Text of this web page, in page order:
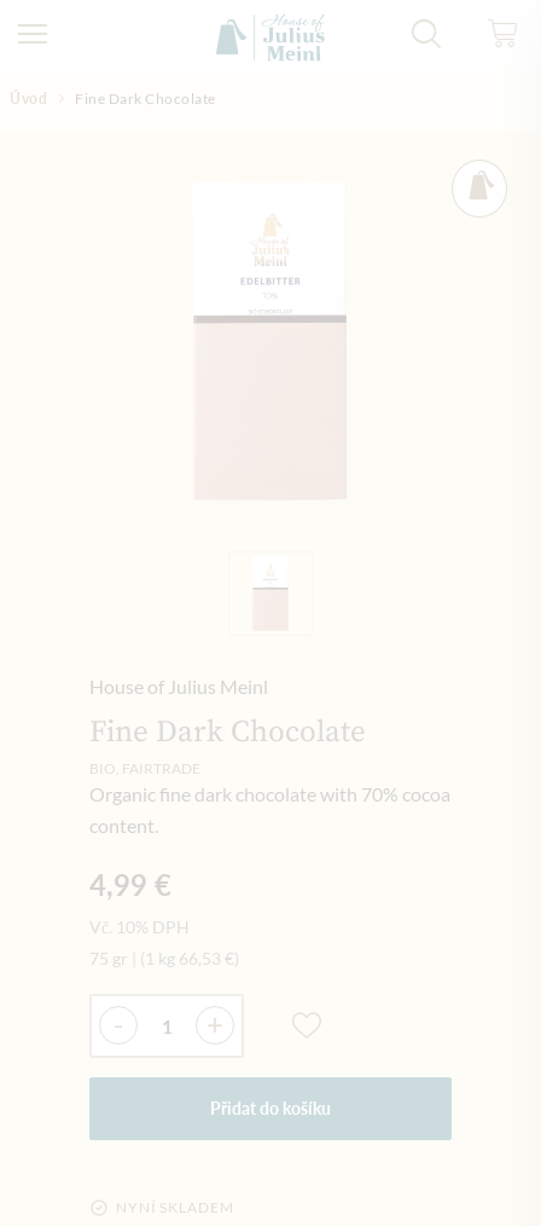
Úvod Fine Dark Chocolate
House of Julius Meinl
Fine Dark Chocolate
BIO, FAIRTRADE
Organic fine dark chocolate with 70% cocoa
content.
4,99 €
Vč. 10% DPH
75 gr
(1 kg 66,53 €)
Množství
- +
Přidat do košíku
NYNÍ SKLADEM